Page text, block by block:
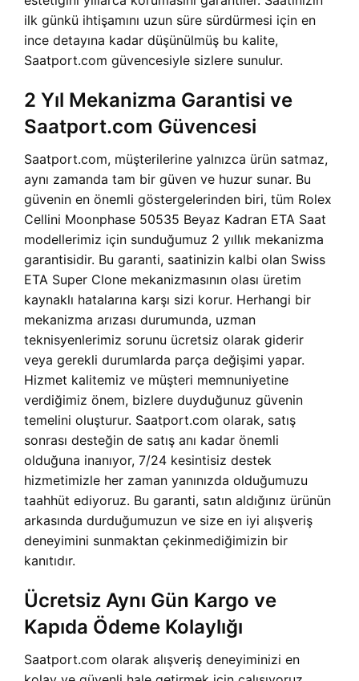
ilk günkü ihtişamını uzun süre sürdürmesi için en
ince detayına kadar düşünülmüş bu kalite,
Saatport.com güvencesiyle sizlere sunulur.
2 Yıl Mekanizma Garantisi ve
Saatport.com Güvencesi
Saatport.com, müşterilerine yalnızca ürün satmaz,
aynı zamanda tam bir güven ve huzur sunar. Bu
güvenin en önemli göstergelerinden biri, tüm Rolex
Cellini Moonphase 50535 Beyaz Kadran ETA Saat
modellerimiz için sunduğumuz 2 yıllık mekanizma
garantisidir. Bu garanti, saatinizin kalbi olan Swiss
ETA Super Clone mekanizmasının olası üretim
kaynaklı hatalarına karşı sizi korur. Herhangi bir
mekanizma arızası durumunda, uzman
teknisyenlerimiz sorunu ücretsiz olarak giderir
veya gerekli durumlarda parça değişimi yapar.
Hizmet kalitemiz ve müşteri memnuniyetine
verdiğimiz önem, bizlere duyduğunuz güvenin
temelini oluşturur. Saatport.com olarak, satış
sonrası desteğin de satış anı kadar önemli
olduğuna inanıyor, 7/24 kesintisiz destek
hizmetimizle her zaman yanınızda olduğumuzu
taahhüt ediyoruz. Bu garanti, satın aldığınız ürünün
arkasında durduğumuzun ve size en iyi alışveriş
deneyimini sunmaktan çekinmediğimizin bir
kanıtıdır.
Ücretsiz Aynı Gün Kargo ve
Kapıda Ödeme Kolaylığı
Saatport.com olarak alışveriş deneyiminizi en